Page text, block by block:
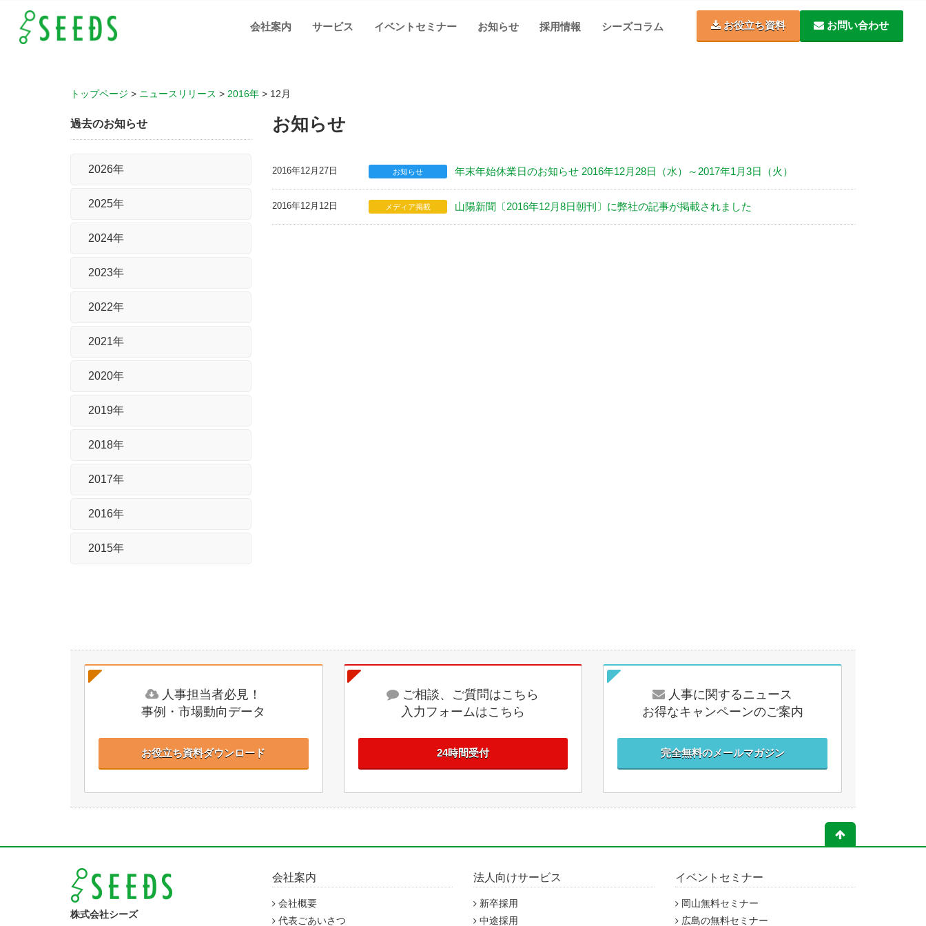
会社案内 サービス イベントセミナー お知らせ 採用情報 シーズコラム お役立ち資料 お問い合わせ
トップページ > ニュースリリース > 2016年 > 12月
お知らせ
2016年12月27日 お知らせ 年末年始休業日のお知らせ 2016年12月28日（水）～2017年1月3日（火）
2016年12月12日 メディア掲載 山陽新聞〔2016年12月8日朝刊〕に弊社の記事が掲載されました
過去のお知らせ
2026年
2025年
2024年
2023年
2022年
2021年
2020年
2019年
2018年
2017年
2016年
2015年
人事担当者必見！
事例・市場動向データ
お役立ち資料ダウンロード
ご相談、ご質問はこちら
入力フォームはこちら
24時間受付
人事に関するニュース
お得なキャンペーンのご案内
完全無料のメールマガジン
株式会社シーズ
会社案内
会社概要
代表ごあいさつ
法人向けサービス
新卒採用
中途採用
イベントセミナー
岡山無料セミナー
広島の無料セミナー